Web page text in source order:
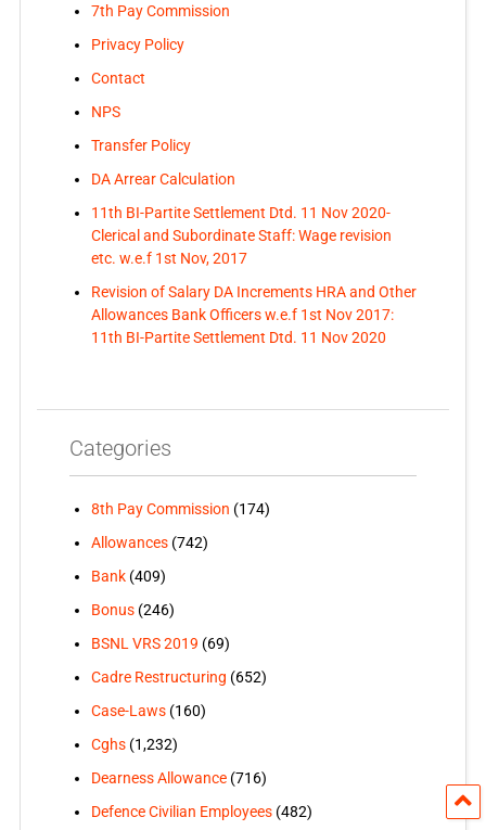
7th Pay Commission
Privacy Policy
Contact
NPS
Transfer Policy
DA Arrear Calculation
11th BI-Partite Settlement Dtd. 11 Nov 2020-
Clerical and Subordinate Staff: Wage revision
etc. w.e.f 1st Nov, 2017
Revision of Salary DA Increments HRA and Other
Allowances Bank Officers w.e.f 1st Nov 2017:
11th BI-Partite Settlement Dtd. 11 Nov 2020
Categories
8th Pay Commission (174)
Allowances(742)
Bank(409)
Bonus(246)
BSNL VRS 2019 (69)
Cadre Restructuring (652)
Case-Laws(160)
Cghs(1,232)
Dearness Allowance(716)
Defence Civilian Employees(482)